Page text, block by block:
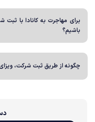
برای مهاجرت به کانادا با
باشیم؟
چگونه از طریق ثبت شرکت، ویزای